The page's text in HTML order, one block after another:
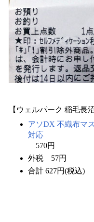
【ウェルパーク 稲毛長
アソDX 不織布マ
対応
570円
外税 57円
合計 627円(税込)